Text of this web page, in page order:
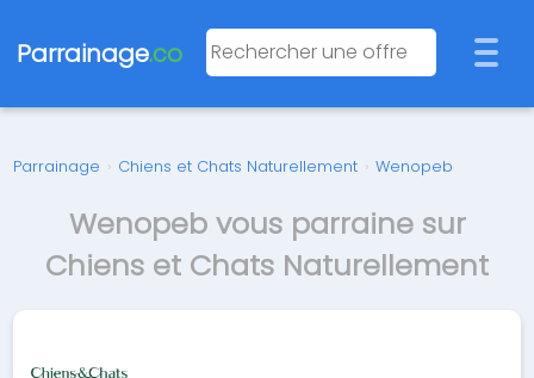
Parrainage.co
Parrainage › Chiens et Chats Naturellement › Wenopeb
Wenopeb vous parraine sur
Chiens et Chats Naturellement